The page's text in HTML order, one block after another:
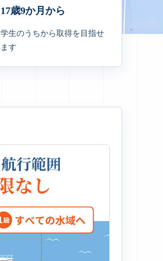
17歳9か月から
学生のうちから取得を目指せ
ます